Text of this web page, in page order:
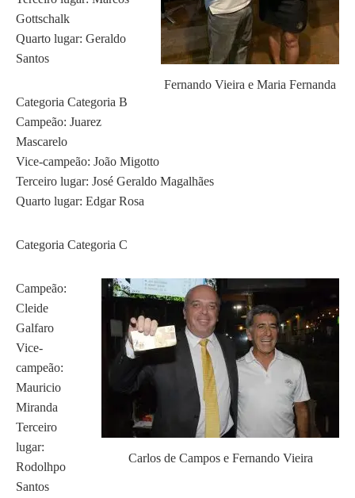
Fernando Vieira e Maria Fernanda
Gottschalk
Quarto lugar: Geraldo
Santos
Categoria Categoria B
Campeão: Juarez
Mascarelo
Vice-campeão: João Migotto
Terceiro lugar: José Geraldo Magalhães
Quarto lugar: Edgar Rosa
Categoria Categoria C
Carlos de Campos e Fernando Vieira
Campeão:
Cleide
Galfaro
Vice-
campeão:
Mauricio
Miranda
Terceiro
lugar:
Rodolhpo
Santos